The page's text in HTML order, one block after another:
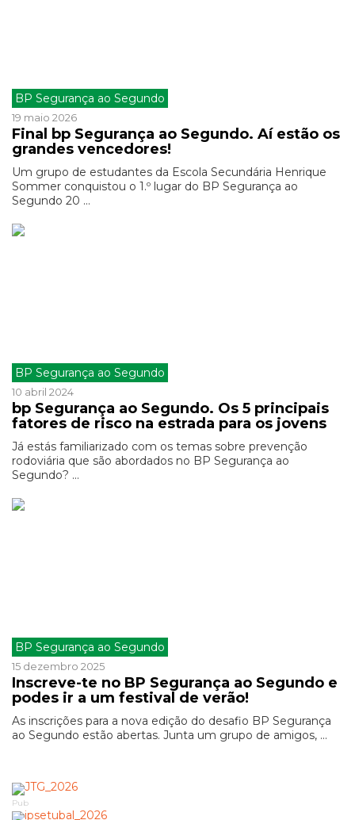
BP Segurança ao Segundo
19 maio 2026
Final bp Segurança ao Segundo. Aí estão os
grandes vencedores!
Um grupo de estudantes da Escola Secundária Henrique
Sommer conquistou o 1.º lugar do BP Segurança ao
Segundo 20 ...
BP Segurança ao Segundo
10 abril 2024
bp Segurança ao Segundo. Os 5 principais
fatores de risco na estrada para os jovens
Já estás familiarizado com os temas sobre prevenção
rodoviária que são abordados no BP Segurança ao
Segundo? ...
BP Segurança ao Segundo
15 dezembro 2025
Inscreve-te no BP Segurança ao Segundo e
podes ir a um festival de verão!
As inscrições para a nova edição do desafio BP Segurança
ao Segundo estão abertas. Junta um grupo de amigos, ...
Pub